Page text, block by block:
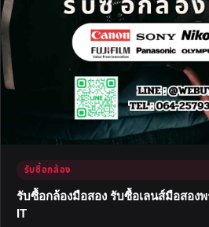
รับซื้อกล้อง
รับซื้อกล้องมือสอง รับซื้อเลนส์มือสอง
IT